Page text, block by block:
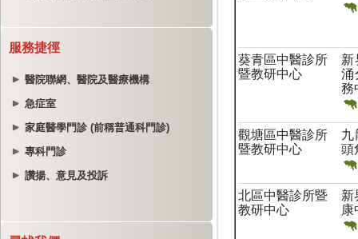
服務捷徑
醫院聯網、醫院及醫療機構
急症室
家庭醫學門診 (前稱普通科門診)
專科門診
讚揚、意見及投訴